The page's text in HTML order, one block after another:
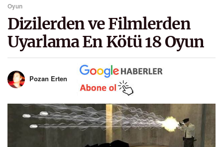
Oyun
Dizilerden ve Filmlerden
Uyarlama En Kötü 18 Oyun
Pozan Erten